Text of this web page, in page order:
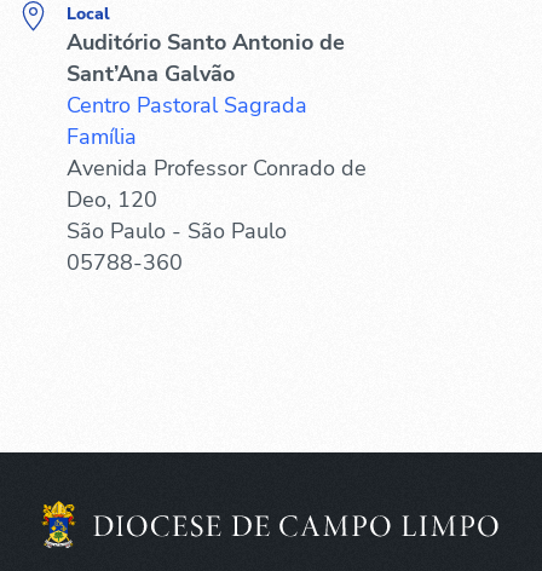
Local
Auditório Santo Antonio de
Sant’Ana Galvão
Centro Pastoral Sagrada
Família
Avenida Professor Conrado de
Deo, 120
São Paulo - São Paulo
05788-360